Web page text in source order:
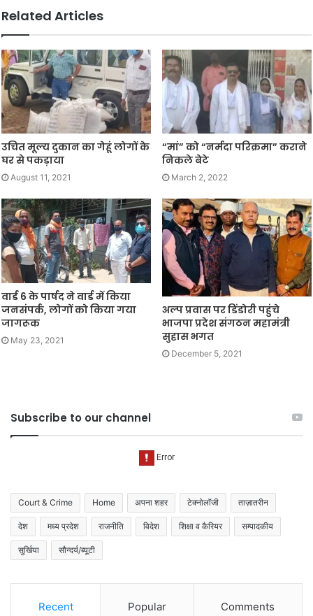
Related Articles
उचित मूल्य दुकान का गेहूं लोगों के
घर से पकड़ाया
August 11, 2021
“मां” को “नर्मदा परिक्रमा” कराने
निकले बेटे
March 2, 2022
वार्ड 6 के पार्षद ने वार्ड में किया
जनसंपर्क, लोगों को किया गया
जागरूक
May 23, 2021
अल्प प्रवास पर डिंडोरी पहुंचे
भाजपा प्रदेश संगठन महामंत्री
सुहास भगत
December 5, 2021
Subscribe to our channel
Court & Crime Home अपना शहर टेक्नोलॉजी ताज़ातरीन
देश मध्य प्रदेश राजनीति विदेश शिक्षा व कैरियर सम्पादकीय
सुर्खिया सौन्दर्य/ब्यूटी
Recent Popular Comments